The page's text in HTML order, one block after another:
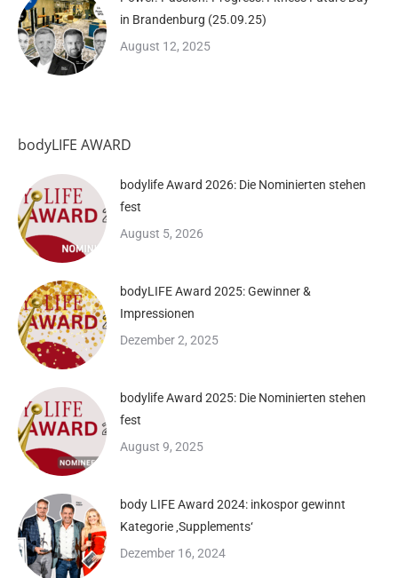
in Brandenburg (25.09.25)
August 12, 2025
bodyLIFE AWARD
bodylife Award 2026: Die Nominierten stehen
fest
August 5, 2026
bodyLIFE Award 2025: Gewinner &
Impressionen
Dezember 2, 2025
bodylife Award 2025: Die Nominierten stehen
fest
August 9, 2025
body LIFE Award 2024: inkospor gewinnt
Kategorie ‚Supplements‘
Dezember 16, 2024